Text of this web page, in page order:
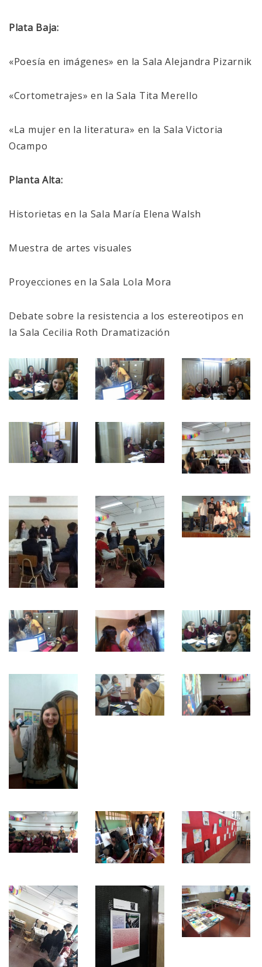
Plata Baja:
«Poesía en imágenes» en la Sala Alejandra Pizarnik
«Cortometrajes» en la Sala Tita Merello
«La mujer en la literatura» en la Sala Victoria
Ocampo
Planta Alta:
Historietas en la Sala María Elena Walsh
Muestra de artes visuales
Proyecciones en la Sala Lola Mora
Debate sobre la resistencia a los estereotipos en
la Sala Cecilia Roth Dramatización